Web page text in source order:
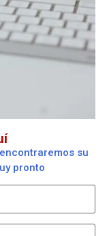
su
pronto